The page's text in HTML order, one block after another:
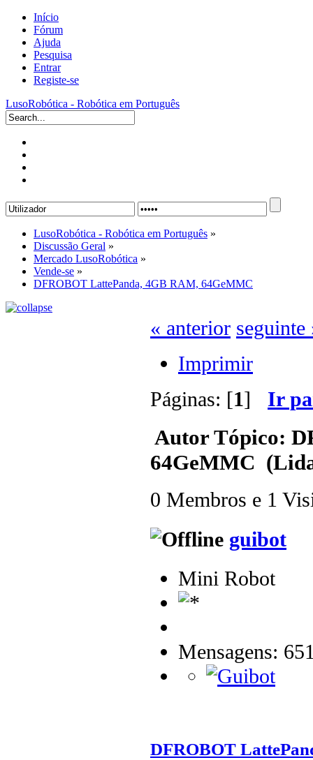
Início
Fórum
Ajuda
Pesquisa
Entrar
Registe-se
LusoRobótica - Robótica em Português
LusoRobótica - Robótica em Português »
Discussão Geral »
Mercado LusoRobótica »
Vende-se »
DFROBOT LattePanda, 4GB RAM, 64GeMMC
« anterior seguinte
Imprimir
Páginas: [1] Ir
AutorTópico:
64GeMMC
0 Membros e 1
guibot
Mini Robot
Mensagens:
DFROBOT